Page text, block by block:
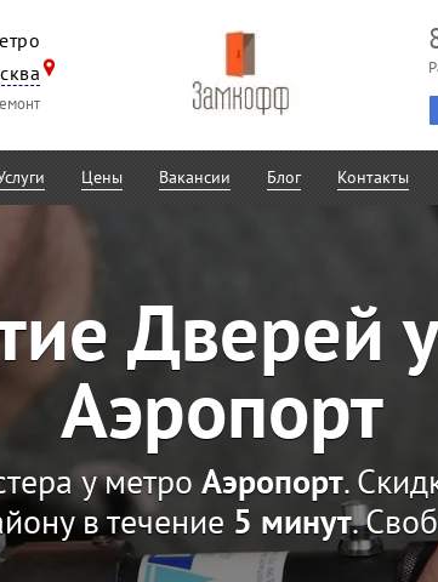
Цены Вакансии Блог Контакты
Дверей
Аэропорт
у метро Аэропорт.
в течение 5 минут.